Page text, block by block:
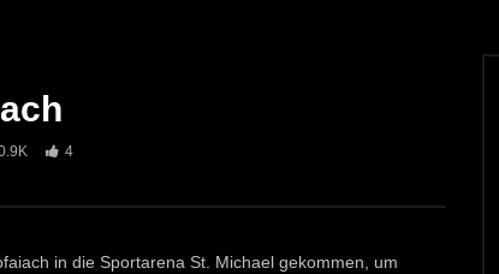
4
in die Sportarena St. Michael gekommen, um